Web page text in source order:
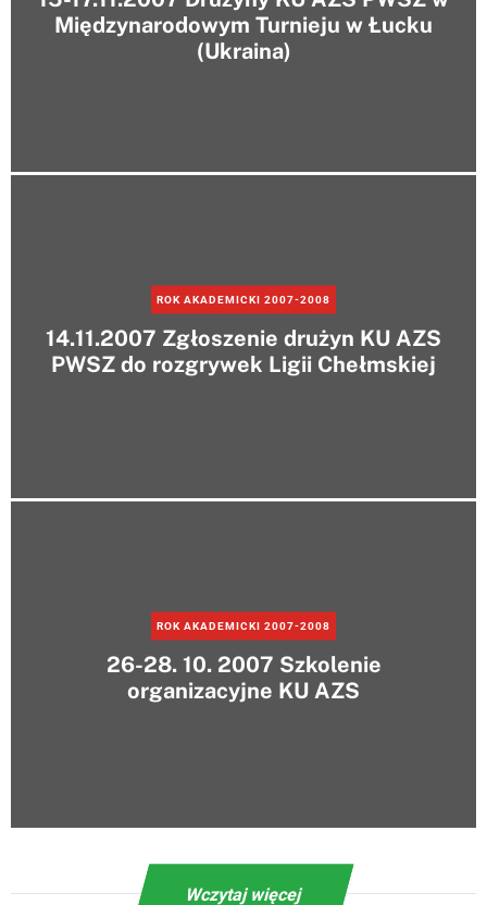
Międzynarodowym Turnieju w Łucku
(Ukraina)
ROK AKADEMICKI 2007-2008
14.11.2007 Zgłoszenie drużyn KU AZS
PWSZ do rozgrywek Ligii Chełmskiej
ROK AKADEMICKI 2007-2008
26-28. 10. 2007 Szkolenie
organizacyjne KU AZS
Wczytaj więcej